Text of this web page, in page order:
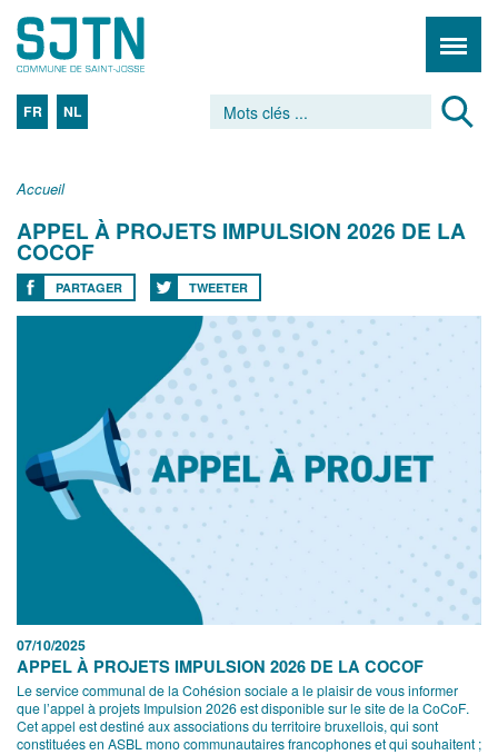
FR NL
Accueil
APPEL À PROJETS IMPULSION 2026 DE LA
COCOF
PARTAGER TWEETER
07/10/2025
APPEL À PROJETS IMPULSION 2026 DE LA COCOF
Le service communal de la Cohésion sociale a le plaisir de vous informer
que l’appel à projets Impulsion 2026 est disponible sur le site de la CoCoF.
Cet appel est destiné aux associations du territoire bruxellois, qui sont
constituées en ASBL mono communautaires francophones et qui souhaitent ;